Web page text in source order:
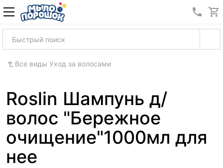
8
Все виды Уход за волосами
Roslin Шампунь д/
волос "Бережное
очищение"1000мл для
нее